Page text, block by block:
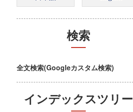
検索
全文検索(Googleカスタム検索)
インデックスツリー